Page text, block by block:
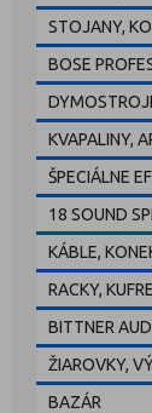
STOJANY,
BOSE
KVAPALINY,
ŠPECIÁLNE
18 SOUND
KÁBLE,
RACKY,
BITTNER
ŽIAROVKY,
BAZÁR